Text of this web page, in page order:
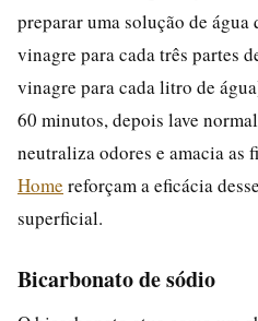
preparar uma solução de água
vinagre para cada três partes
vinagre para cada litro de
60 minutos, depois lave
neutraliza odores e amacia as
Home reforçam a eficácia
superficial.
Bicarbonato de sódio